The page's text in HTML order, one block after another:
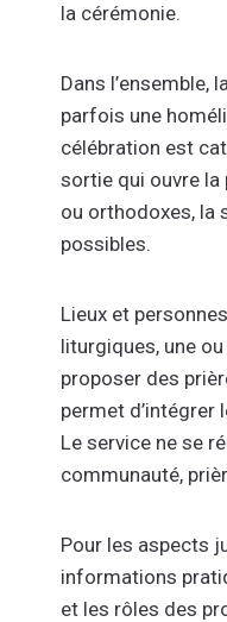
la cérémonie.
Dans l’ensemble,
parfois une
célébration est
sortie qui ouvre
ou orthodoxes, la
possibles.
Lieux et
liturgiques, une
proposer des
permet
Le service ne se
communauté,
Pour les aspects
informations
et les rôles des